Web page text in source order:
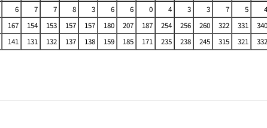
6 7 7 8 3 6 6 0 4 3 3 7 5
4
167 154 153 157 157 180 207 187 254 256 260 322 331
340
141 131 132 137 138 159 185 171 235 238 245 315 321 332